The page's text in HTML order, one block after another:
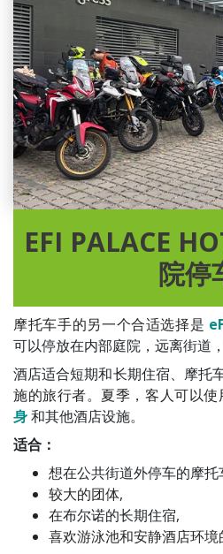
EFI PALACE
院停
摩托车手的另一个合适选择是
可以停放在内部庭院，远离街道
酒店适合短期和长期住宿、摩托
施的旅行者。夏季，客人可以
身和其他酒店设施。
适合：
想在公共街道外停车的摩托
较大的团体,
在布尔诺的长期住宿,
喜欢游泳池和安静酒店环境